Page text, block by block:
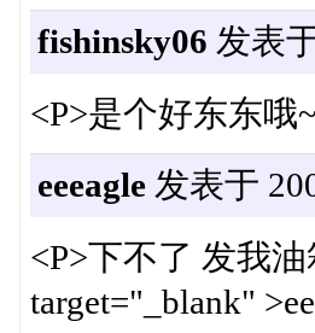
fishinsky06 发表
<P>是个好东东哦
eeeagle发表于
<P>下不了 发我油
target="_blank"